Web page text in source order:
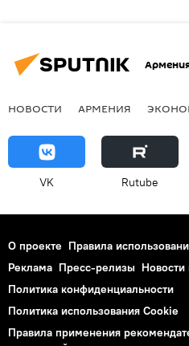
НОВОСТИ АРМЕНИЯ
VK Rutube
О проекте Правила
Реклама Пресс-релизы
Политика конфиденциальности
Политика использования Cookie
Правила применения